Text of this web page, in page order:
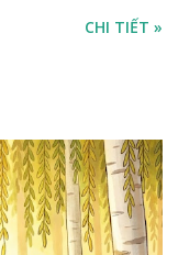
CHI TIẾT »